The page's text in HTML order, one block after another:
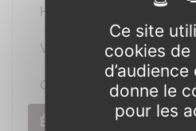
Histoire
Visites
Chantiers
Événements
Ce site
cookies de
donne le
pour les